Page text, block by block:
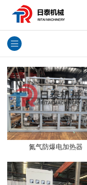
氮气防爆电加热器